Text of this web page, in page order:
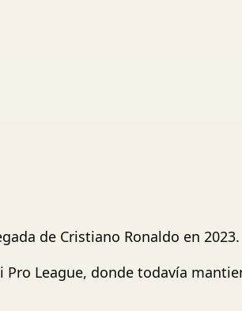
de Cristiano Ronaldo en 2023.
League, donde todavía